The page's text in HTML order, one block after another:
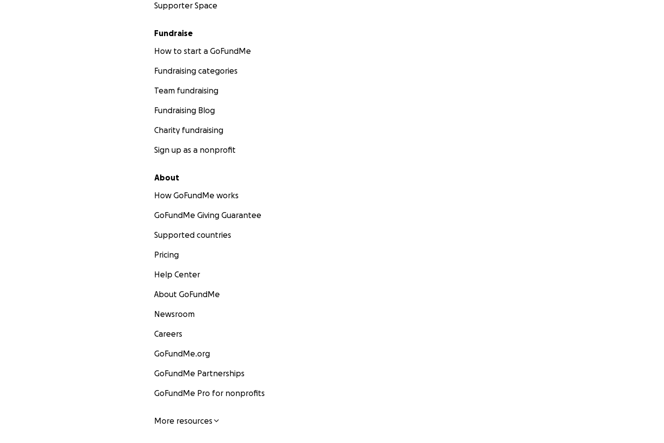
Supporter Space
Fundraise
How to start a GoFundMe
Fundraising categories
Team fundraising
Fundraising Blog
Charity fundraising
Sign up as a nonprofit
About
How GoFundMe works
GoFundMe Giving Guarantee
Supported countries
Pricing
Help Center
About GoFundMe
Newsroom
Careers
GoFundMe.org
GoFundMe Partnerships
GoFundMe Pro for nonprofits
More resources